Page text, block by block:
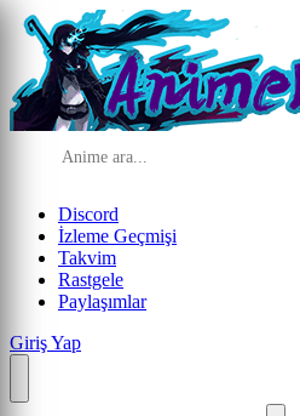
Discord
İzleme Geçmişi
Takvim
Rastgele
Paylaşımlar
Giriş Yap